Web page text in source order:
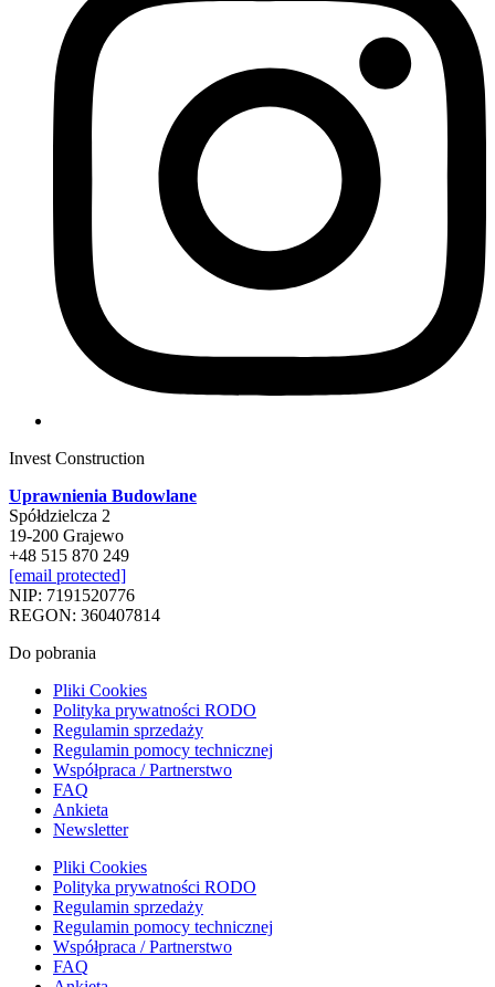
Invest Construction
Uprawnienia Budowlane
Spółdzielcza 2
19-200 Grajewo
+48 515 870 249
[email protected]
NIP: 7191520776
REGON: 360407814
Do pobrania
Pliki Cookies
Polityka prywatności RODO
Regulamin sprzedaży
Regulamin pomocy technicznej
Współpraca / Partnerstwo
FAQ
Ankieta
Newsletter
Pliki Cookies
Polityka prywatności RODO
Regulamin sprzedaży
Regulamin pomocy technicznej
Współpraca / Partnerstwo
FAQ